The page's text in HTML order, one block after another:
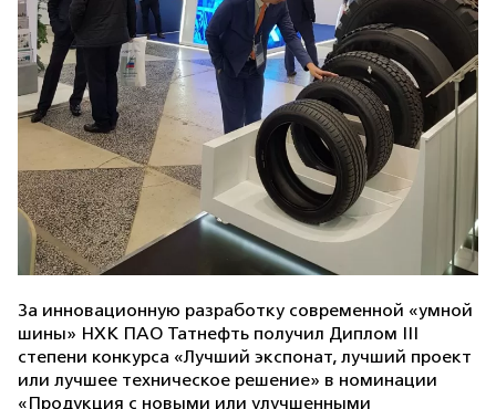
За инновационную разработку современной «умной
шины» НХК ПАО Татнефть получил Диплом III
степени конкурса «Лучший экспонат, лучший проект
или лучшее техническое решение» в номинации
«Продукция с новыми или улучшенными